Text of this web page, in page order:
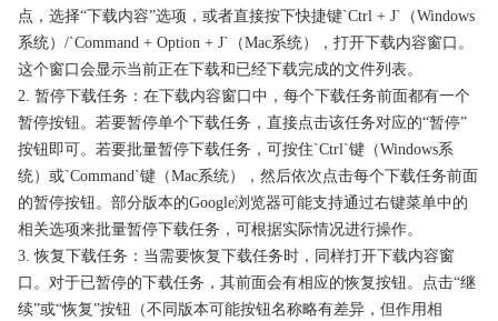
点，选择“下载内容”选项，或者直接按下快捷键`Ctrl + J`（Windows
系统）/`Command + Option + J`（Mac系统），打开下载内容窗口。
这个窗口会显示当前正在下载和已经下载完成的文件列表。
2. 暂停下载任务：在下载内容窗口中，每个下载任务前面都有一个
暂停按钮。若要暂停单个下载任务，直接点击该任务对应的“暂停”
按钮即可。若要批量暂停下载任务，可按住`Ctrl`键（Windows系
统）或`Command`键（Mac系统），然后依次点击每个下载任务前面
的暂停按钮。部分版本的Google浏览器可能支持通过右键菜单中的
相关选项来批量暂停下载任务，可根据实际情况进行操作。
3. 恢复下载任务：当需要恢复下载任务时，同样打开下载内容窗
口。对于已暂停的下载任务，其前面会有相应的恢复按钮。点击“继
续”或“恢复”按钮（不同版本可能按钮名称略有差异，但作用相